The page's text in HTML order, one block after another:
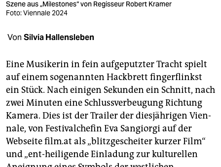
fragen & hilfe
unterstützen
genossenschaft
epaper login
Szene aus „Milestones“ von Regisseur Robert Kramer
Foto: Viennale 2024
Von Silvia Hallensleben
Eine Musikerin in fein aufgeputzter Tracht spielt
auf einem sogenannten Hackbrett fingerflinkst
ein Stück. Nach einigen Sekunden ein Schnitt, nach
zwei Minuten eine Schlussverbeugung Richtung
Kamera. Dies ist der Trailer der diesjährigen Vien­
nale, von Festivalchefin Eva Sangiorgi auf der
Webseite ­film.at als „blitzgescheiter kurzer Film“
und „ent-heiligende Einladung zur kulturellen